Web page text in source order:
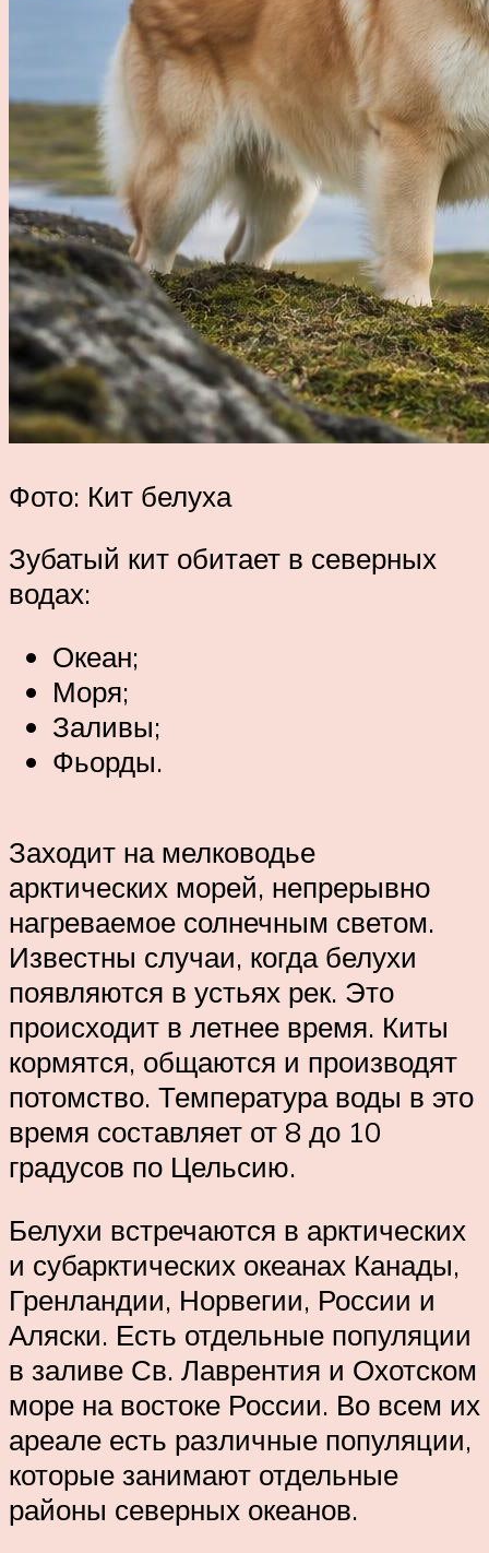
Фото: Кит белуха
Зубатый кит обитает в северных
водах:
Океан;
Моря;
Заливы;
Фьорды.
Заходит на мелководье
арктических морей, непрерывно
нагреваемое солнечным светом.
Известны случаи, когда белухи
появляются в устьях рек. Это
происходит в летнее время. Киты
кормятся, общаются и производят
потомство. Температура воды в это
время составляет от 8 до 10
градусов по Цельсию.
Белухи встречаются в арктических
и субарктических океанах Канады,
Гренландии, Норвегии, России и
Аляски. Есть отдельные популяции
в заливе Св. Лаврентия и Охотском
море на востоке России. Во всем их
ареале есть различные популяции,
которые занимают отдельные
районы северных океанов.